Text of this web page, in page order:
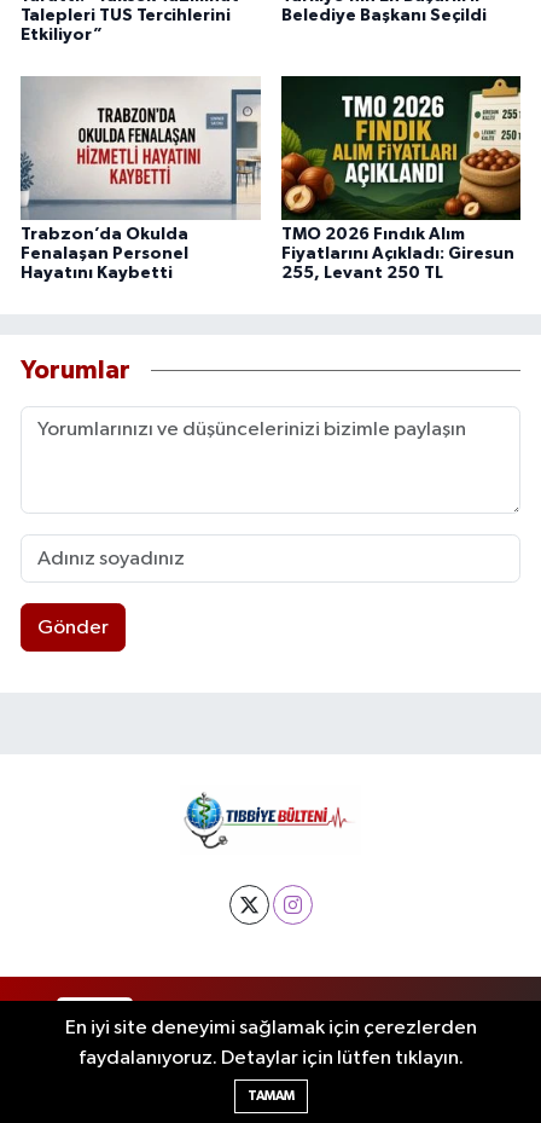
Talepleri TUS Tercihlerini
Etkiliyor”
Belediye Başkanı Seçildi
Trabzon’da Okulda
Fenalaşan Personel
Hayatını Kaybetti
TMO 2026 Fındık Alım
Fiyatlarını Açıkladı: Giresun
255, Levant 250 TL
Yorumlar
Gönder
RSS Copyright © 2025. Her hakkı saklıdır.
Haber Yazılımı:
En iyi site deneyimi sağlamak için çerezlerden
faydalanıyoruz. Detaylar için lütfen tıklayın.
TAMAM